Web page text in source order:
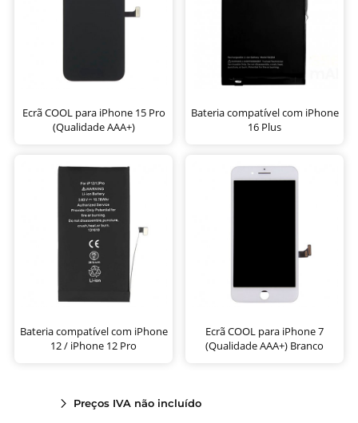
Ecrã COOL para iPhone 15 Pro
(Qualidade AAA+)
Bateria compatível com iPhone
16 Plus
Bateria compatível com iPhone
12 / iPhone 12 Pro
Ecrã COOL para iPhone 7
(Qualidade AAA+) Branco
Preços IVA não incluído